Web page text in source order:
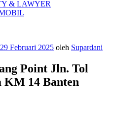
& LAWYER
9 Februari 2025 oleh Supardani
Point Jln. Tol
KM 14 Banten